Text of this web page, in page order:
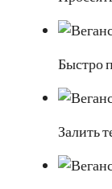
Быстро
Залить